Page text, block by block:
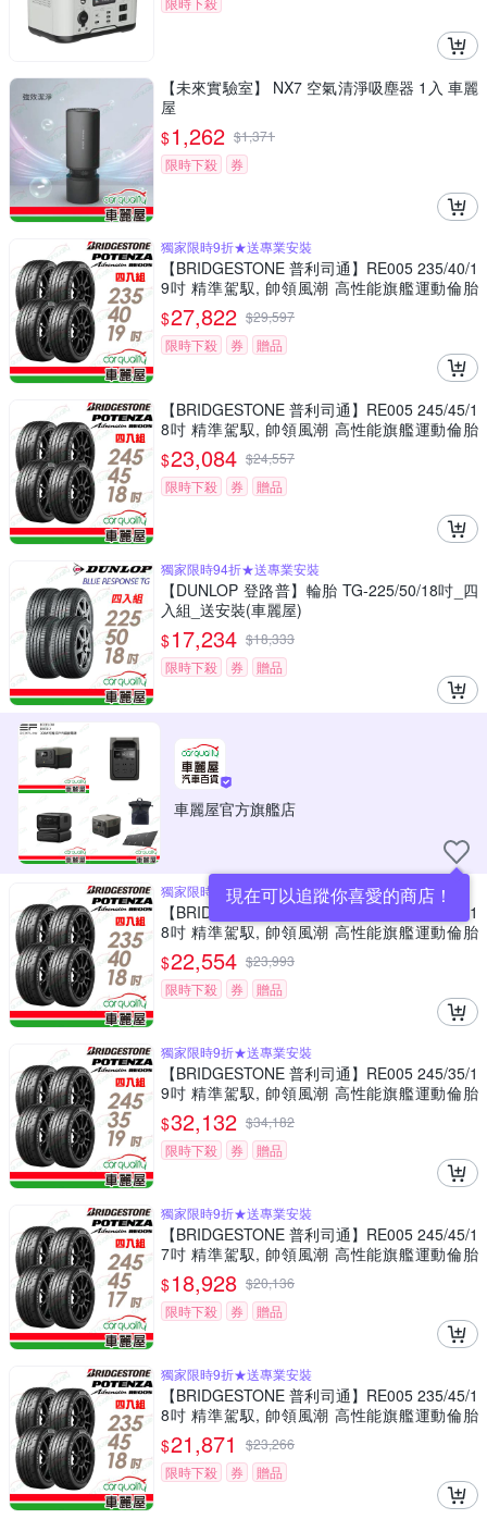
【未來實驗室】 NX7 空氣清淨吸塵器 1入 車麗
屋
$1,262 $1,371
限時下殺
券
獨家限時9折★送專業安裝
【BRIDGESTONE 普利司通】RE005 235/40/1
9吋 精準駕馭, 帥領風潮 高性能旗艦運動倫胎
四入組 送安裝(車麗屋)
$27,822 $29,597
限時下殺
券 贈品
【BRIDGESTONE 普利司通】RE005 245/45/1
8吋 精準駕馭, 帥領風潮 高性能旗艦運動倫胎
四入組 送安裝(車麗屋)
$23,084 $24,557
限時下殺
券 贈品
獨家限時94折★送專業安裝
【DUNLOP 登路普】輪胎 TG-225/50/18吋_四
入組_送安裝(車麗屋)
$17,234 $18,333
限時下殺
券 贈品
車麗屋官方旗艦店
現在可以追蹤你喜愛的商店！
獨家限時9折★送專業安裝
【BRIDGESTONE 普利司通】RE005 235/40/1
8吋 精準駕馭, 帥領風潮 高性能旗艦運動倫胎
四入組 送安裝(車麗屋)
$22,554 $23,993
限時下殺
券 贈品
獨家限時9折★送專業安裝
【BRIDGESTONE 普利司通】RE005 245/35/1
9吋 精準駕馭, 帥領風潮 高性能旗艦運動倫胎
四入組 送安裝(車麗屋)
$32,132 $34,182
限時下殺
券 贈品
獨家限時9折★送專業安裝
【BRIDGESTONE 普利司通】RE005 245/45/1
7吋 精準駕馭, 帥領風潮 高性能旗艦運動倫胎
四入組 送安裝(車麗屋)
$18,928 $20,136
限時下殺
券 贈品
獨家限時9折★送專業安裝
【BRIDGESTONE 普利司通】RE005 235/45/1
8吋 精準駕馭, 帥領風潮 高性能旗艦運動倫胎
四入組 送安裝(車麗屋)
$21,871 $23,266
限時下殺
券 贈品